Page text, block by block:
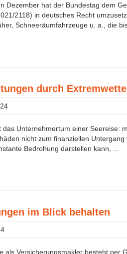
Dezember hat der Bundestag dem
2118) in deutsches Recht
Schneeräumfahrzeuge u. a., die
durch
das Unternehmertum einer Seereise:
nicht zum finanziellen
Bedrohung darstellen kann, ...
im Blick behalten
als Versicherungsmakler besteht per